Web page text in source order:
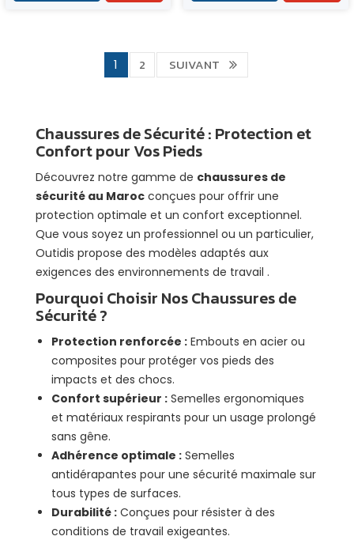
1 2 SUIVANT
Chaussures de Sécurité : Protection et
Confort pour Vos Pieds
Découvrez notre gamme de chaussures de
sécurité au Maroc conçues pour offrir une
protection optimale et un confort exceptionnel.
Que vous soyez un professionnel ou un particulier,
Outidis propose des modèles adaptés aux
exigences des environnements de travail .
Pourquoi Choisir Nos Chaussures de
Sécurité ?
Protection renforcée : Embouts en acier ou
composites pour protéger vos pieds des
impacts et des chocs.
Confort supérieur : Semelles ergonomiques
et matériaux respirants pour un usage prolongé
sans gêne.
Adhérence optimale : Semelles
antidérapantes pour une sécurité maximale sur
tous types de surfaces.
Durabilité : Conçues pour résister à des
conditions de travail exigeantes.